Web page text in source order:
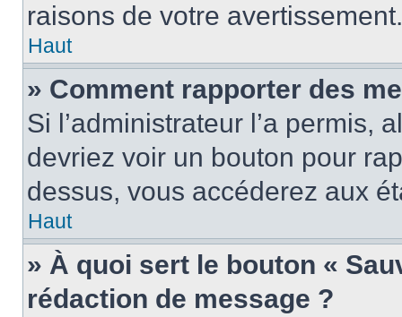
raisons de votre avertissement.
Haut
» Comment rapporter des
Si l’administrateur l’a permis,
devriez voir un bouton pour
dessus, vous accéderez aux
Haut
» À quoi sert le bouton «
rédaction de message ?